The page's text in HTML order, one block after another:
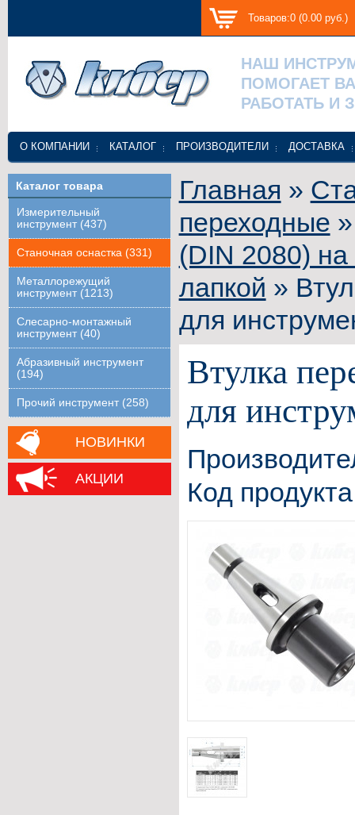
Товаров:0 (0.00 руб.)
НАШ
ПОМОГАЕТ
РАБОТАТЬ И
О КОМПАНИИ КАТАЛОГ ПРОИЗВОДИТЕЛИ ДОСТАВКА
Каталог товара
Измерительный
инструмент (437)
Станочная оснастка (331)
Металлорежущий
инструмент (1213)
Слесарно-монтажный
инструмент (40)
Абразивный инструмент
(194)
Прочий инструмент (258)
НОВИНКИ
АКЦИИ
Главная »
переходные
(DIN 2080)
лапкой »
для
Втулка
для
Код